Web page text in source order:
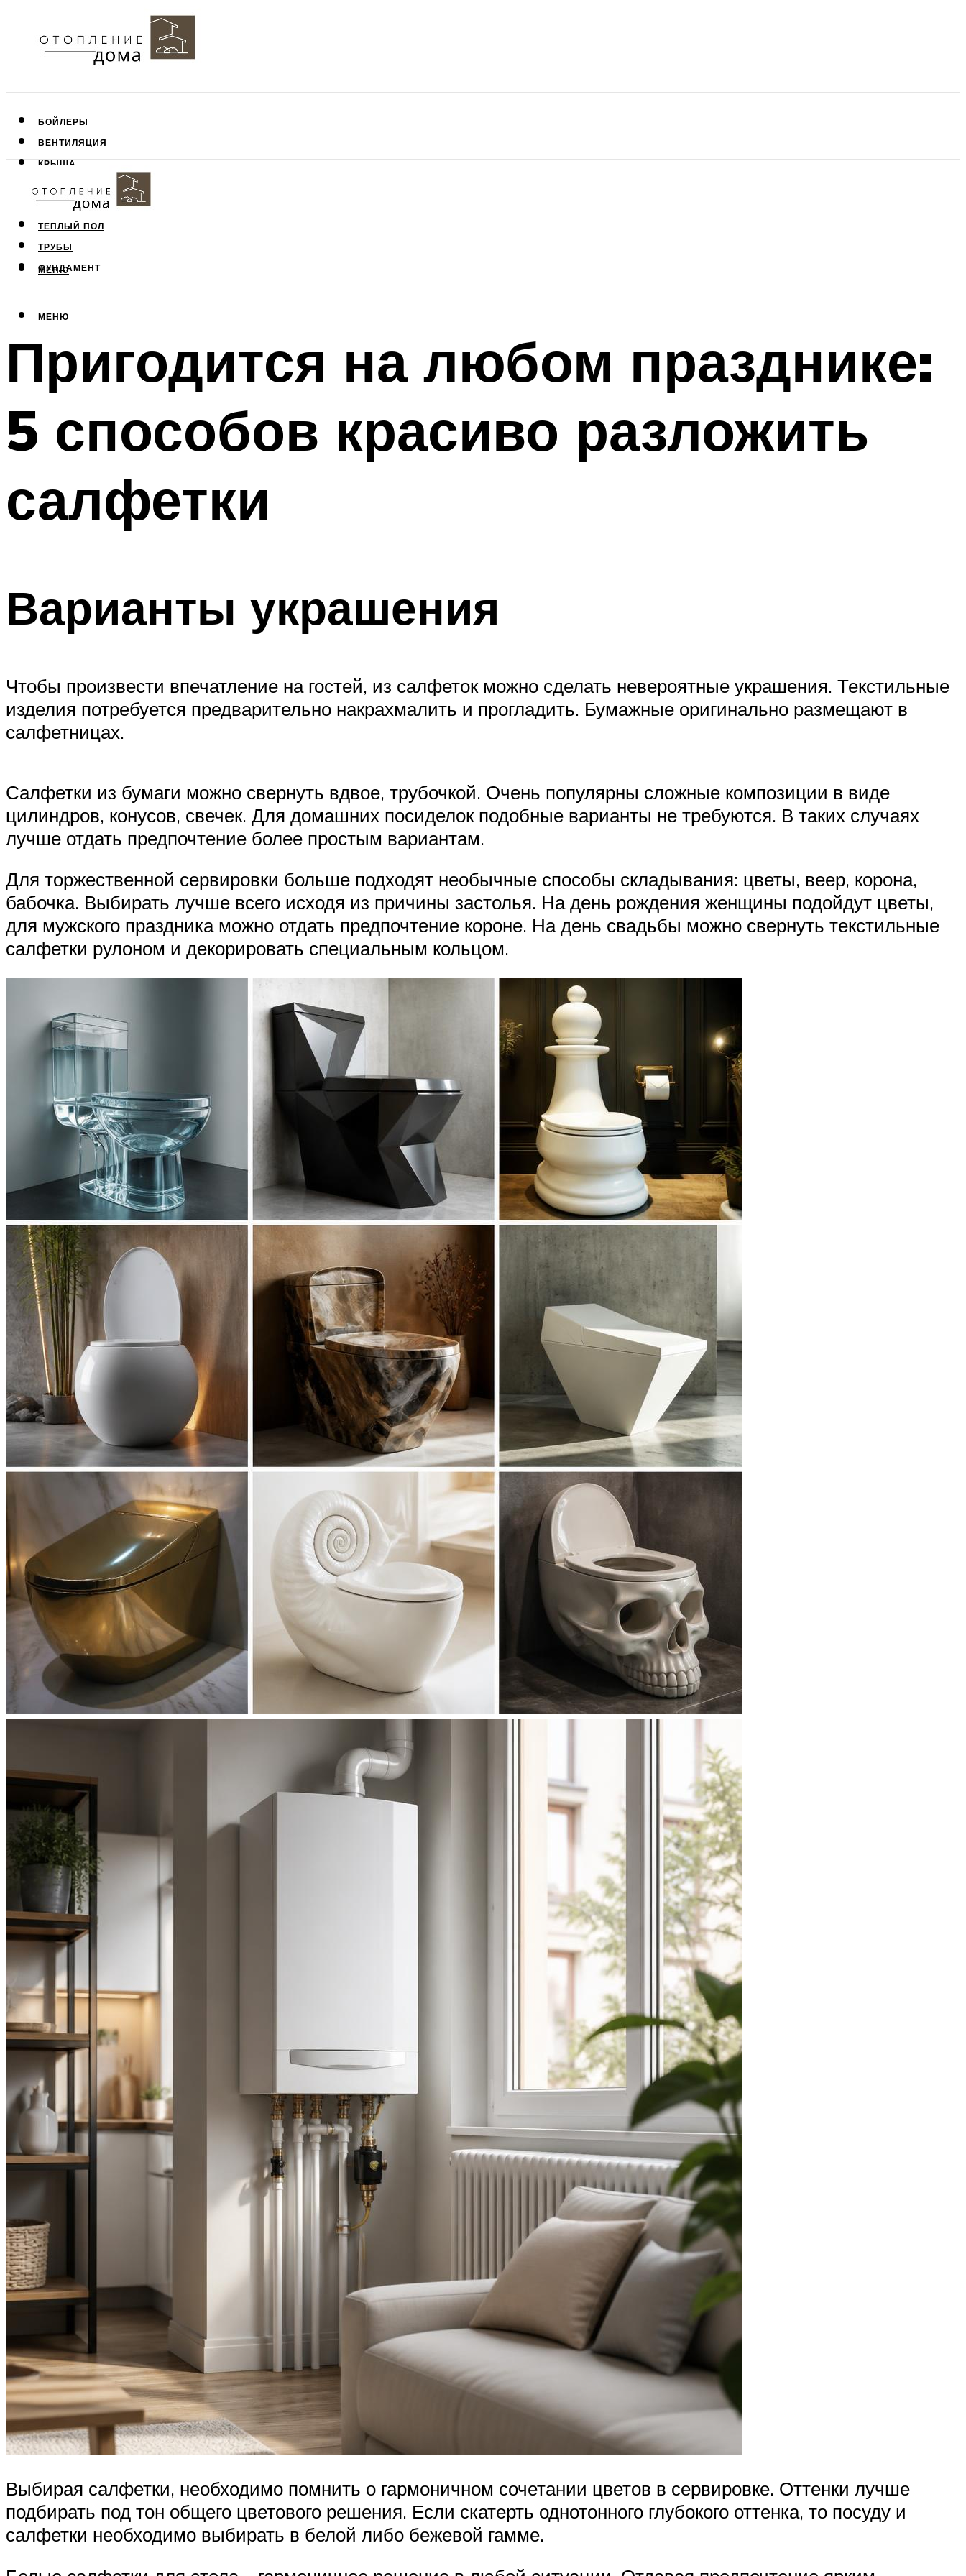
БОЙЛЕРЫ
ВЕНТИЛЯЦИЯ
КРЫША
СТЕНЫ
ТЕПЛЫЙ ПОЛ
ТРУБЫ
ФУНДАМЕНТ
МЕНЮ
МЕНЮ
Пригодится на любом празднике:
5 способов красиво разложить
салфетки
Варианты украшения
Чтобы произвести впечатление на гостей, из салфеток можно сделать невероятные украшения. Текстильные
изделия потребуется предварительно накрахмалить и прогладить. Бумажные оригинально размещают в
салфетницах.
Салфетки из бумаги можно свернуть вдвое, трубочкой. Очень популярны сложные композиции в виде
цилиндров, конусов, свечек. Для домашних посиделок подобные варианты не требуются. В таких случаях
лучше отдать предпочтение более простым вариантам.
Для торжественной сервировки больше подходят необычные способы складывания: цветы, веер, корона,
бабочка. Выбирать лучше всего исходя из причины застолья. На день рождения женщины подойдут цветы,
для мужского праздника можно отдать предпочтение короне. На день свадьбы можно свернуть текстильные
салфетки рулоном и декорировать специальным кольцом.
Выбирая салфетки, необходимо помнить о гармоничном сочетании цветов в сервировке. Оттенки лучше
подбирать под тон общего цветового решения. Если скатерть однотонного глубокого оттенка, то посуду и
салфетки необходимо выбирать в белой либо бежевой гамме.